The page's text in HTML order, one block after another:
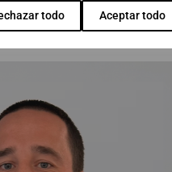
todo Aceptar todo
Adrià Marí
Business Director